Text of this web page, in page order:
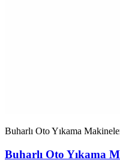
Buharlı Oto Yıkama
Buharlı Oto Yıkama